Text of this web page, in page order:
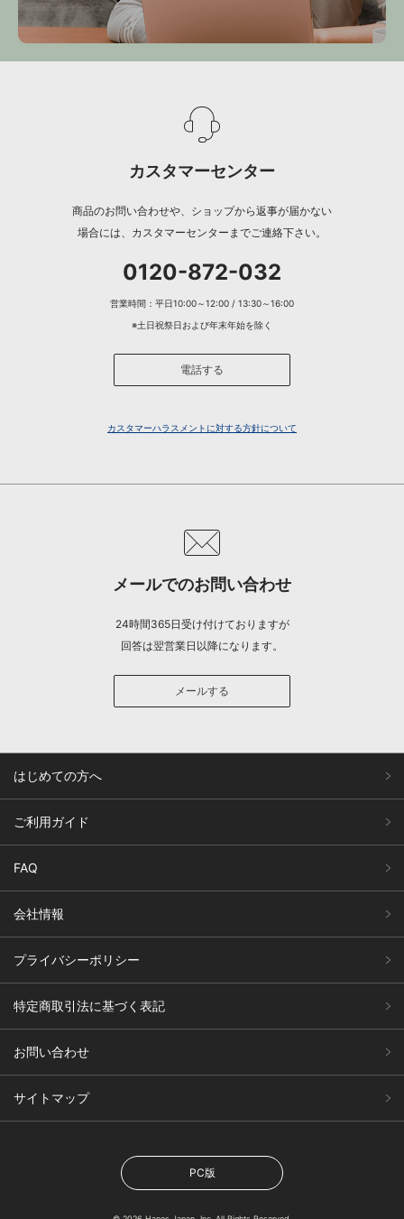
カスタマーセンター
商品のお問い合わせや、ショップから返事が届かない
場合には、カスタマーセンターまでご連絡下さい。
0120-872-032
営業時間：平日10:00～12:00 / 13:30～16:00
※土日祝祭日および年末年始を除く
電話する
カスタマーハラスメントに対する方針について
メールでのお問い合わせ
24時間365日受け付けておりますが
回答は翌営業日以降になります。
メールする
はじめての方へ
ご利用ガイド
FAQ
会社情報
プライバシーポリシー
特定商取引法に基づく表記
お問い合わせ
サイトマップ
PC版